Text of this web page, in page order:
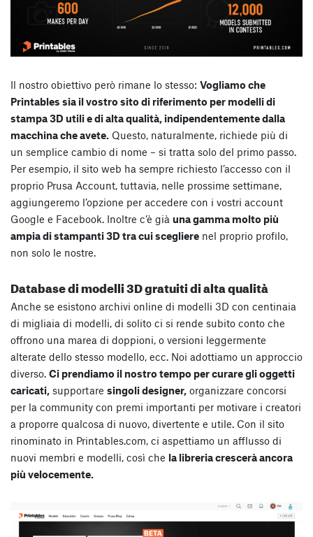
Il nostro obiettivo però rimane lo stesso: Vogliamo che
Printables sia il vostro sito di riferimento per modelli di
stampa 3D utili e di alta qualità, indipendentemente dalla
macchina che avete. Questo, naturalmente, richiede più di
un semplice cambio di nome – si tratta solo del primo passo.
Per esempio, il sito web ha sempre richiesto l’accesso con il
proprio Prusa Account, tuttavia, nelle prossime settimane,
aggiungeremo l’opzione per accedere con i vostri account
Google e Facebook. Inoltre c’è già una gamma molto più
ampia di stampanti 3D tra cui scegliere nel proprio profilo,
non solo le nostre.
Database di modelli 3D gratuiti di alta qualità
Anche se esistono archivi online di modelli 3D con centinaia
di migliaia di modelli, di solito ci si rende subito conto che
offrono una marea di doppioni, o versioni leggermente
alterate dello stesso modello, ecc. Noi adottiamo un approccio
diverso. Ci prendiamo il nostro tempo per curare gli oggetti
caricati, supportare singoli designer, organizzare concorsi
per la community con premi importanti per motivare i creatori
a proporre qualcosa di nuovo, divertente e utile. Con il sito
rinominato in Printables.com, ci aspettiamo un afflusso di
nuovi membri e modelli, così che la libreria crescerà ancora
più velocemente.